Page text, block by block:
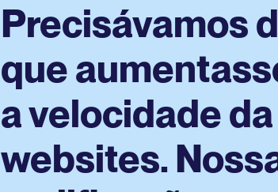
Precisávamos
que
a velocidade
websites.